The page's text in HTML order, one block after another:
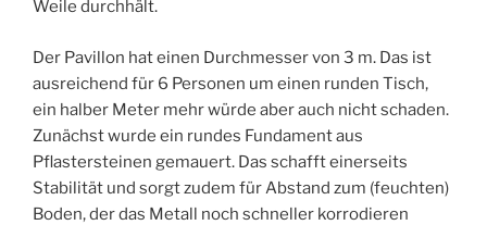
Weile durchhält.
Der Pavillon hat einen Durchmesser von 3 m. Das ist
ausreichend für 6 Personen um einen runden Tisch,
ein halber Meter mehr würde aber auch nicht schaden.
Zunächst wurde ein rundes Fundament aus
Pflastersteinen gemauert. Das schafft einerseits
Stabilität und sorgt zudem für Abstand zum (feuchten)
Boden, der das Metall noch schneller korrodieren